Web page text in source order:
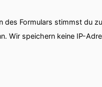
des Formulars stimmst du
Wir speichern keine IP-